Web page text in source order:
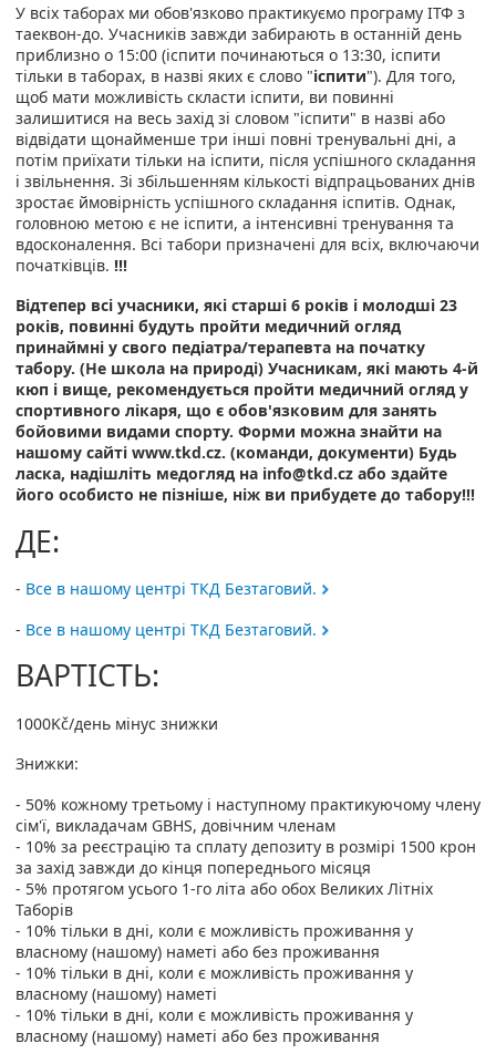
У всіх таборах ми обов'язково практикуємо програму ІТФ з
таеквон-до. Учасників завжди забирають в останній день
приблизно о 15:00 (іспити починаються о 13:30, іспити
тільки в таборах, в назві яких є слово "іспити"). Для того,
щоб мати можливість скласти іспити, ви повинні
залишитися на весь захід зі словом "іспити" в назві або
відвідати щонайменше три інші повні тренувальні дні, а
потім приїхати тільки на іспити, після успішного складання
і звільнення. Зі збільшенням кількості відпрацьованих днів
зростає ймовірність успішного складання іспитів. Однак,
головною метою є не іспити, а інтенсивні тренування та
вдосконалення. Всі табори призначені для всіх, включаючи
початківців. !!!
Відтепер всі учасники, які старші 6 років і молодші 23
років, повинні будуть пройти медичний огляд
принаймні у свого педіатра/терапевта на початку
табору. (Не школа на природі) Учасникам, які мають 4-й
кюп і вище, рекомендується пройти медичний огляд у
спортивного лікаря, що є обов'язковим для занять
бойовими видами спорту. Форми можна знайти на
нашому сайті www.tkd.cz. (команди, документи) Будь
ласка, надішліть медогляд на info@tkd.cz або здайте
його особисто не пізніше, ніж ви прибудете до табору!!!
ДЕ:
- Все в нашому центрі ТКД Безтаговий.
- Все в нашому центрі ТКД Безтаговий.
ВАРТІСТЬ:
1000Kč/день мінус знижки
Знижки:
- 50% кожному третьому і наступному практикуючому члену
сім'ї, викладачам GBHS, довічним членам
- 10% за реєстрацію та сплату депозиту в розмірі 1500 крон
за захід завжди до кінця попереднього місяця
- 5% протягом усього 1-го літа або обох Великих Літніх
Таборів
- 10% тільки в дні, коли є можливість проживання у
власному (нашому) наметі або без проживання
- 10% тільки в дні, коли є можливість проживання у
власному (нашому) наметі
- 10% тільки в дні, коли є можливість проживання у
власному (нашому) наметі або без проживання